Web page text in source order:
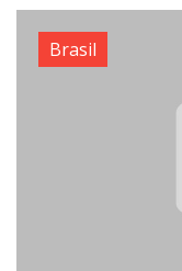
Brasil